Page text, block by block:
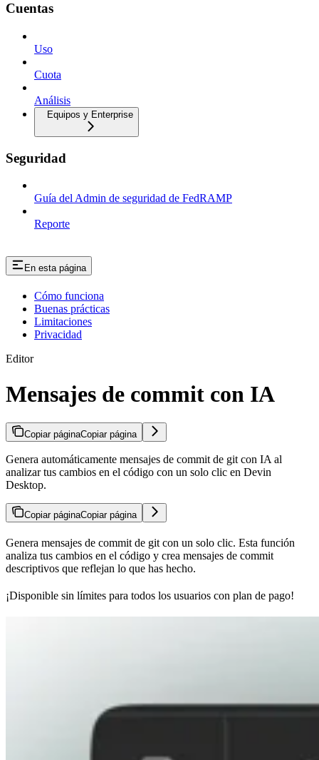
Cuentas
Uso
Cuota
Análisis
Equipos y Enterprise
Seguridad
Guía del Admin de seguridad de FedRAMP
Reporte
En esta página
Cómo funciona
Buenas prácticas
Limitaciones
Privacidad
Editor
Mensajes de commit con IA
Copiar páginaCopiar página
Genera automáticamente mensajes de commit de git con IA al
analizar tus cambios en el código con un solo clic en Devin
Desktop.
Copiar páginaCopiar página
Genera mensajes de commit de git con un solo clic. Esta función
analiza tus cambios en el código y crea mensajes de commit
descriptivos que reflejan lo que has hecho.
¡Disponible sin límites para todos los usuarios con plan de pago!